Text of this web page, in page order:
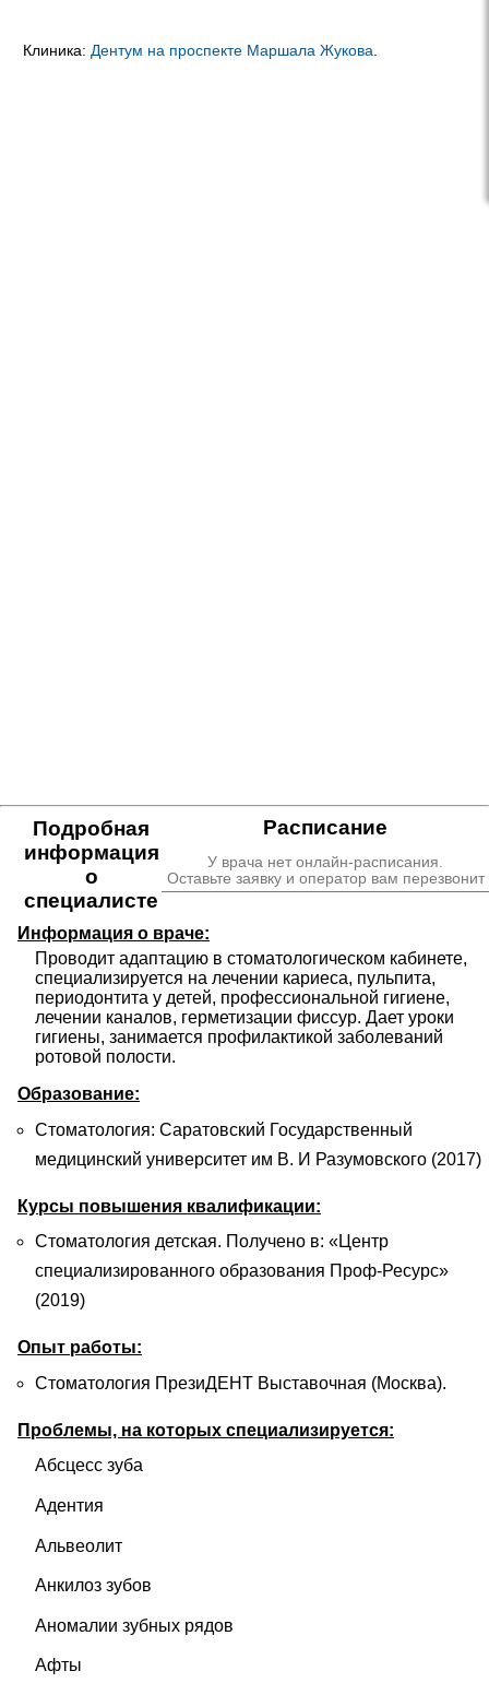
Клиника: Дентум на проспекте Маршала Жукова.
Расписание
У врача нет онлайн-расписания.
Оставьте заявку и оператор вам перезвонит
Подробная
информация
о
специалисте
Информация о враче:
Проводит адаптацию в стоматологическом кабинете,
специализируется на лечении кариеса, пульпита,
периодонтита у детей, профессиональной гигиене,
лечении каналов, герметизации фиссур. Дает уроки
гигиены, занимается профилактикой заболеваний
ротовой полости.
Образование:
Стоматология: Саратовский Государственный
медицинский университет им В. И Разумовского (2017)
Курсы повышения квалификации:
Стоматология детская. Получено в: «Центр
специализированного образования Проф-Ресурс»
(2019)
Опыт работы:
Стоматология ПрезиДЕНТ Выставочная (Москва).
Проблемы, на которых специализируется:
Абсцесс зуба
Адентия
Альвеолит
Анкилоз зубов
Аномалии зубных рядов
Афты